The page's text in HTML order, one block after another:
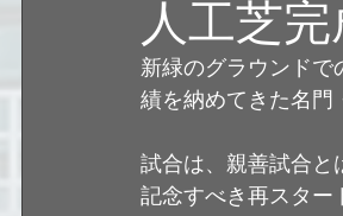
人工芝
新緑のグラウンド
績を納めてきた名門
試合は、親善試合と
記念すべき再スター